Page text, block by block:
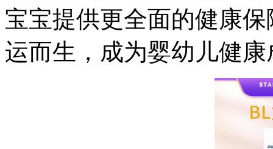
宝宝提供更全面的健康保
运而生，成为婴幼儿健